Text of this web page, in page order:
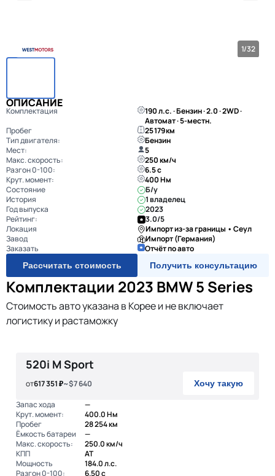
1/32
ОПИСАНИЕ
Комплектация
190 л.с. · Бензин · 2.0 · 2WD ·
Автомат · 5-местн.
Пробег
25 179 км
Тип двигателя:
Бензин
Мест:
5
Макс. скорость:
250 км/ч
Разгон 0-100:
6.5 с
Крут. момент:
400 Нм
Состояние
Б/у
История
1 владелец
Год выпуска
2023
Рейтинг:
3.0/5
Локация
Импорт из-за границы • Сеул
Завод
Импорт (Германия)
Заказать
Отчёт по авто
Рассчитать стоимость Получить консультацию
Комплектации 2023 BMW 5 Series
Стоимость авто указана в Корее и не включает
логистику и растаможку
520i M Sport
от617 351 ₽~$7 640 Хочу такую
Запас хода
—
Крут. момент:
400.0 Нм
Пробег
28 254 км
Ёмкость батареи
—
Макс. скорость:
250.0 км/ч
КПП
AT
Мощность
184.0 л.с.
Разгон 0-100:
6.50 с